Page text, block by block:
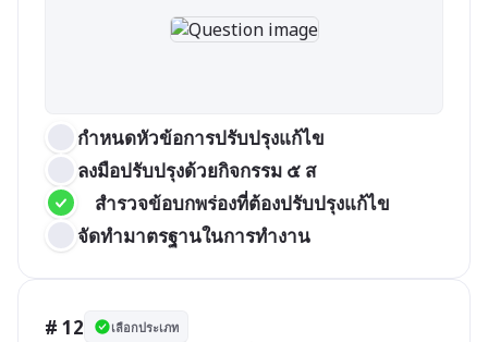
กำหนดหัวข้อการปรับปรุงแก้ไข
ลงมือปรับปรุงด้วยกิจกรรม ๕ ส
	สำรวจข้อบกพร่องที่ต้องปรับปรุงแก้ไข
จัดทำมาตรฐานในการทำงาน
# 12 เลือกประเภท